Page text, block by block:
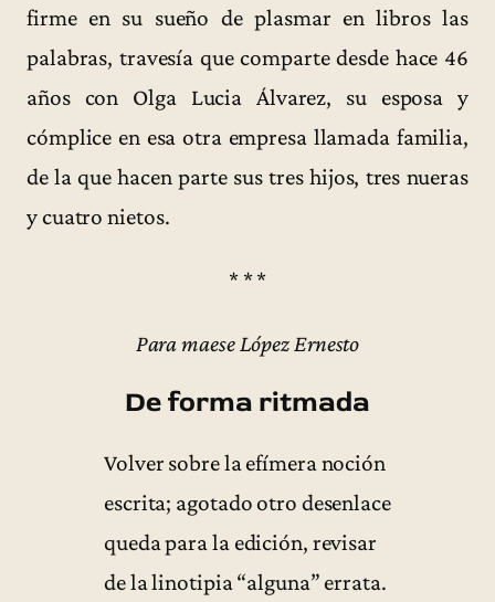
firme en su sueño de plasmar en libros las
palabras, travesía que comparte desde hace 46
años con Olga Lucia Álvarez, su esposa y
cómplice en esa otra empresa llamada familia,
de la que hacen parte sus tres hijos, tres nueras
y cuatro nietos.
* * *
Para maese López Ernesto
De forma ritmada
Volver sobre la efímera noción
escrita; agotado otro desenlace
queda para la edición, revisar
de la linotipia “alguna” errata.